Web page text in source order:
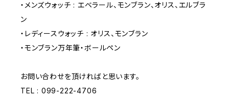
・メンズウォッチ : エベラール、モンブラン、オリス、エルブラ
ン
・レディースウォッチ : オリス、モンブラン
・モンブラン万年筆・ボールペン
お問い合わせを頂ければと思います。
TEL : 099-222-4706